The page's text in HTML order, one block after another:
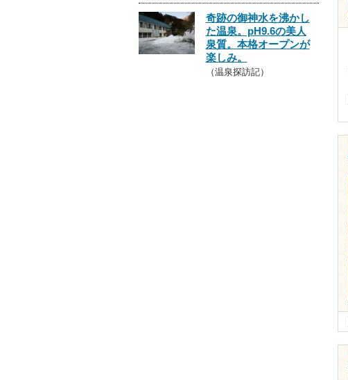
奇跡の御神水を沸かし
た温泉。pH9.6の美人
泉質。本格オープンが
楽しみ。
（温泉探訪記）